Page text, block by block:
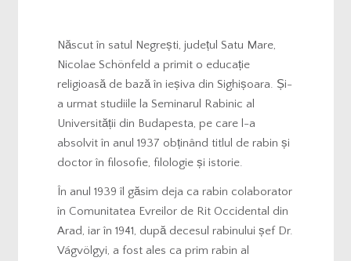
Născut în satul Negrești, județul Satu Mare,
Nicolae Schönfeld a primit o educație
religioasă de bază în ieșiva din Sighișoara. Și-
a urmat studiile la Seminarul Rabinic al
Universității din Budapesta, pe care l-a
absolvit în anul 1937 obținând titlul de rabin și
doctor în filosofie, filologie și istorie.
În anul 1939 îl găsim deja ca rabin colaborator
în Comunitatea Evreilor de Rit Occidental din
Arad, iar în 1941, după decesul rabinului șef Dr.
Vágvölgyi, a fost ales ca prim rabin al